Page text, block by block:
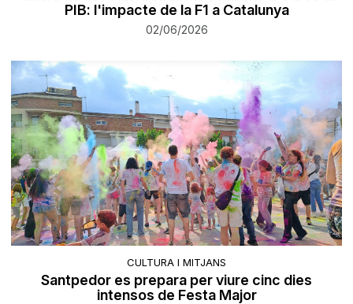
PIB: l'impacte de la F1 a Catalunya
02/06/2026
CULTURA I MITJANS
Santpedor es prepara per viure cinc dies
intensos de Festa Major